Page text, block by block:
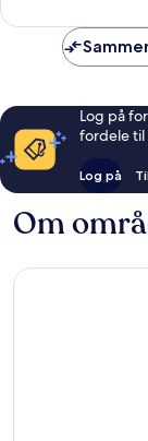
anmeldelser
Log på
fordele til
Log på
Om